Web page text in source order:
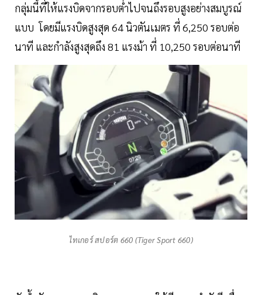
กลุ่มนี้ที่ให้แรงบิดจากรอบต่ำไปจนถึงรอบสูงอย่างสมบูรณ์
แบบ โดยมีแรงบิดสูงสุด 64 นิวตันเมตร ที่ 6,250 รอบต่อ
นาที และกำลังสูงสุดถึง 81 แรงม้า ที่ 10,250 รอบต่อนาที
ไทเกอร์ สปอร์ต 660 (Tiger Sport 660)